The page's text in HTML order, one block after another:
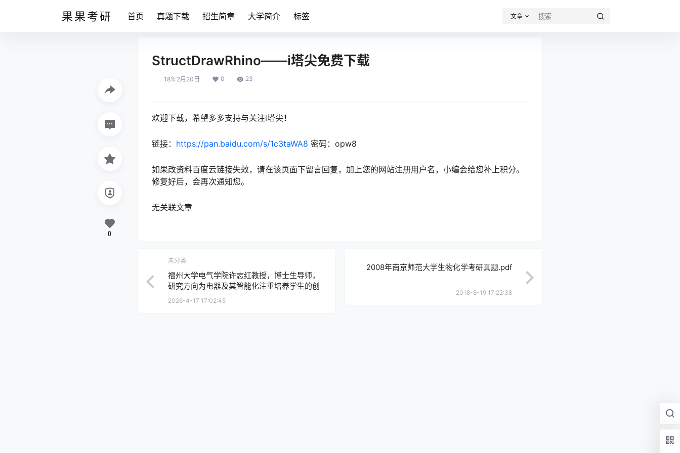
果果考研 首页 真题下载 招生简章 大学简介 标签 文章
StructDrawRhino——i塔尖免费下载
18年2月20日 0 23
欢迎下载，希望多多支持与关注i塔尖！
链接： https://pan.baidu.com/s/1c3taWA8 密码：opw8
如果改资料百度云链接失效，请在该页面下留言回复，加上您的网站注册用户名，小编会给您补上积分。
修复好后，会再次通知您。
无关联文章
0
未分类
福州大学电气学院许志红教授，博士生导师，
研究方向为电器及其智能化注重培养学生的创
新创业意识和创新
2026-4-17 17:02:45
2008年南京师范大学生物化学考研真题.pdf
2018-8-19 17:22:38